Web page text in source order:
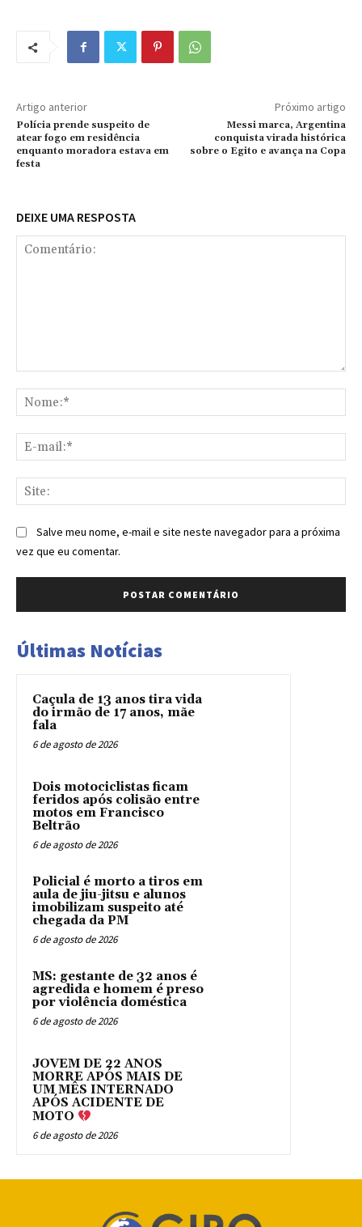
Artigo anterior
Polícia prende suspeito de
atear fogo em residência
enquanto moradora estava em
festa
Próximo artigo
Messi marca, Argentina
conquista virada histórica
sobre o Egito e avança na Copa
DEIXE UMA RESPOSTA
Salve meu nome, e-mail e site neste navegador para a próxima
vez que eu comentar.
Últimas Notícias
Caçula de 13 anos tira vida
do irmão de 17 anos, mãe
fala
6 de agosto de 2026
Dois motociclistas ficam
feridos após colisão entre
motos em Francisco
Beltrão
6 de agosto de 2026
Policial é morto a tiros em
aula de jiu-jitsu e alunos
imobilizam suspeito até
chegada da PM
6 de agosto de 2026
MS: gestante de 32 anos é
agredida e homem é preso
por violência doméstica
6 de agosto de 2026
JOVEM DE 22 ANOS
MORRE APÓS MAIS DE
UM MÊS INTERNADO
APÓS ACIDENTE DE
MOTO
6 de agosto de 2026